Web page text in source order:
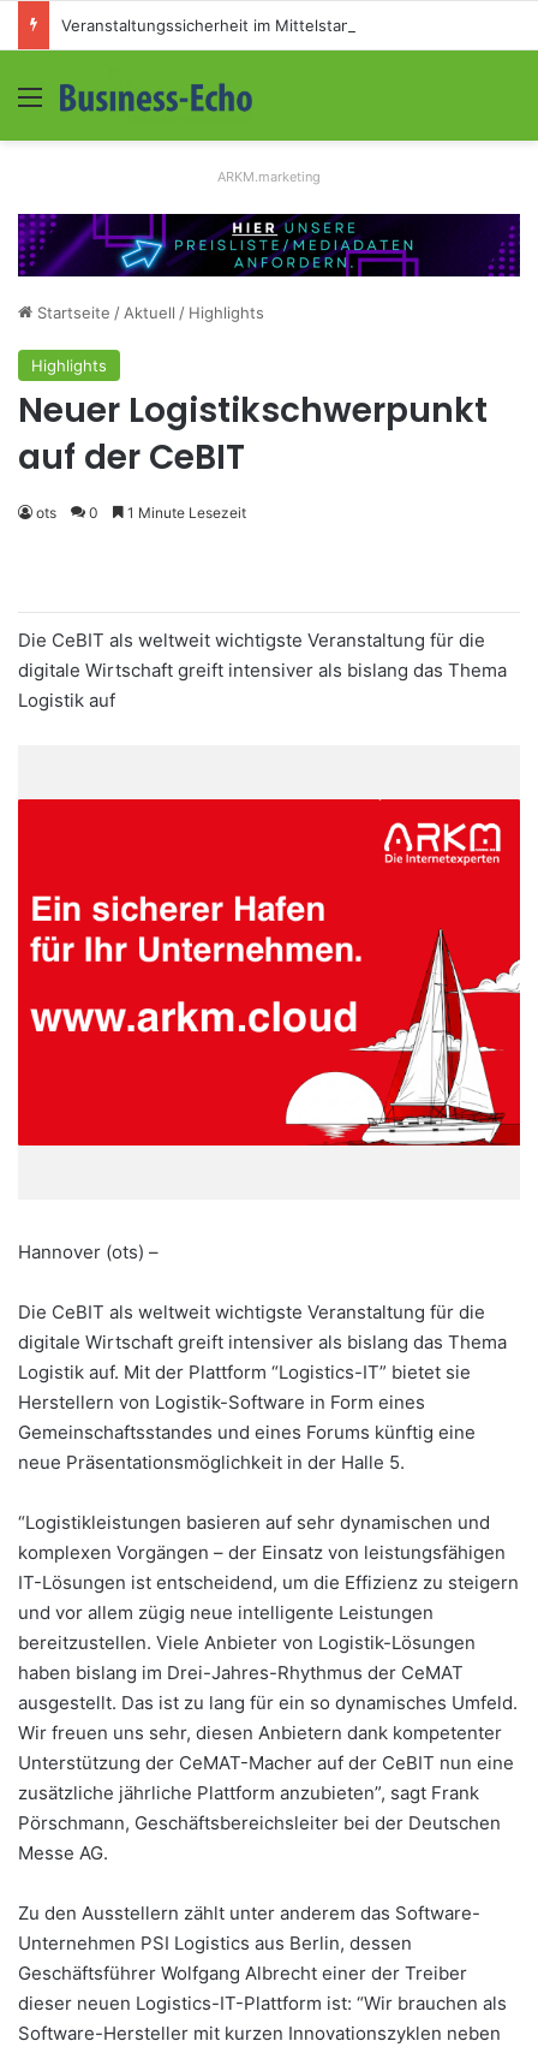
Menü
ARKM.marketing
Startseite / Aktuell / Highlights
Highlights
Neuer Logistikschwerpunkt
auf der CeBIT
ots 0 1 Minute Lesezeit
Die CeBIT als weltweit wichtigste Veranstaltung für die
digitale Wirtschaft greift intensiver als bislang das Thema
Logistik auf
Hannover (ots) –
Die CeBIT als weltweit wichtigste Veranstaltung für die
digitale Wirtschaft greift intensiver als bislang das Thema
Logistik auf. Mit der Plattform “Logistics-IT” bietet sie
Herstellern von Logistik-Software in Form eines
Gemeinschaftsstandes und eines Forums künftig eine
neue Präsentationsmöglichkeit in der Halle 5.
“Logistikleistungen basieren auf sehr dynamischen und
komplexen Vorgängen – der Einsatz von leistungsfähigen
IT-Lösungen ist entscheidend, um die Effizienz zu steigern
und vor allem zügig neue intelligente Leistungen
bereitzustellen. Viele Anbieter von Logistik-Lösungen
haben bislang im Drei-Jahres-Rhythmus der CeMAT
ausgestellt. Das ist zu lang für ein so dynamisches Umfeld.
Wir freuen uns sehr, diesen Anbietern dank kompetenter
Unterstützung der CeMAT-Macher auf der CeBIT nun eine
zusätzliche jährliche Plattform anzubieten”, sagt Frank
Pörschmann, Geschäftsbereichsleiter bei der Deutschen
Messe AG.
Zu den Ausstellern zählt unter anderem das Software-
Unternehmen PSI Logistics aus Berlin, dessen
Geschäftsführer Wolfgang Albrecht einer der Treiber
dieser neuen Logistics-IT-Plattform ist: “Wir brauchen als
Software-Hersteller mit kurzen Innovationszyklen neben